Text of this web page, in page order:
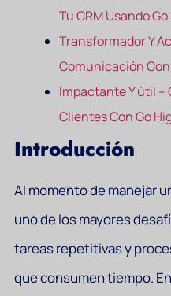
Tu CRM Usando
Transformador Y
Comunicación Con
Impactante Y útil –
Clientes Con Go
Introducción
Al momento de manejar
uno de los mayores
tareas repetitivas y
que consumen tiempo.